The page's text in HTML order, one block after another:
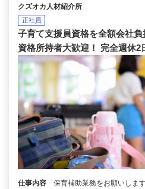
クズオカ人材紹介所
正社員
子育て支援員資格を全額会社
資格所持者大歓迎！ 完全週休2
仕事内容
保育補助業務をお願いしま